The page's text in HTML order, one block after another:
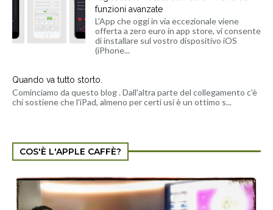
funzioni avanzate
L'App che oggi in via eccezionale viene
offerta a zero euro in app store, vi consente
di installare sul vostro dispositivo iOS
(iPhone...
Quando va tutto storto.
Cominciamo da questo blog . Dall'altra parte del collegamento c'è
chi sostiene che l'iPad, almeno per certi usi è un ottimo s...
COS'È L'APPLE CAFFÈ?